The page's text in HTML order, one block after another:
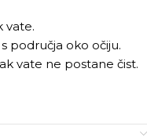
vate.
područja oko očiju.
vate ne postane čist.